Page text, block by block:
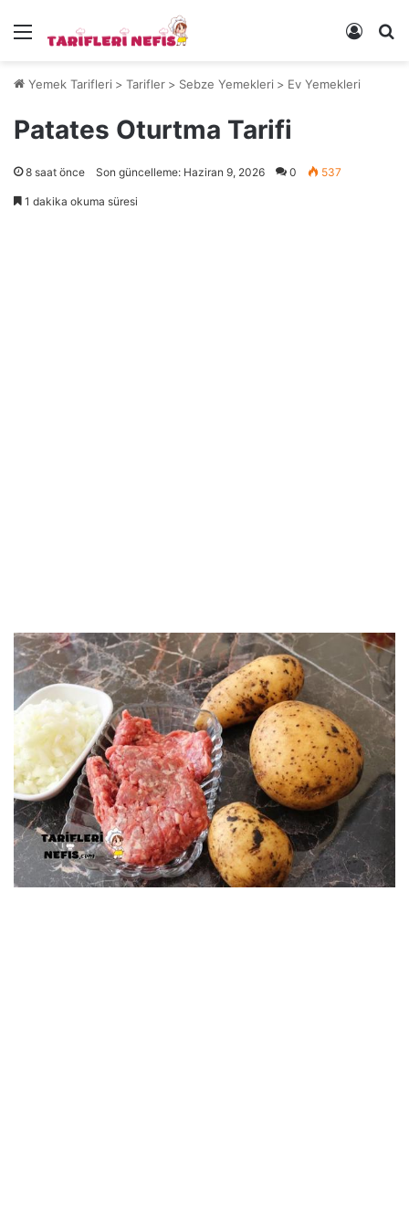
Menü Kayıt
Yemek Tarifleri > Tarifler > Sebze Yemekleri > Ev Yemekleri
Patates Oturtma Tarifi
8 saat önce Son güncelleme: Haziran 9, 2026 0 537
1 dakika okuma süresi